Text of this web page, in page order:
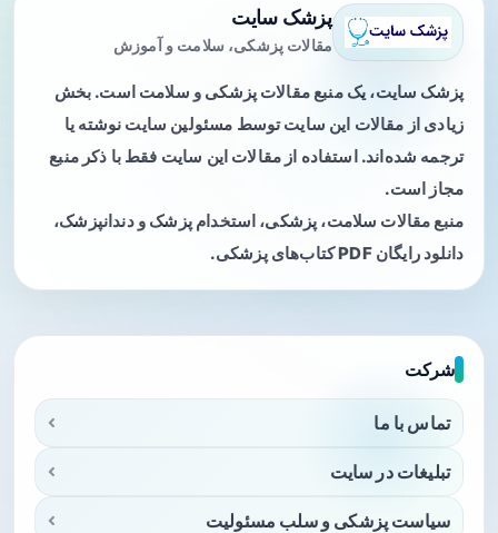
پزشک سایت
مقالات پزشکی، سلامت و آموزش
پزشک سایت، یک منبع مقالات پزشکی و سلامت است. بخش
زیادی از مقالات این سایت توسط مسئولین سایت نوشته یا
ترجمه شده‌اند. استفاده از مقالات این سایت فقط با ذکر منبع
مجاز است.
منبع مقالات سلامت، پزشکی، استخدام پزشک و دندانپزشک،
دانلود رایگان PDF کتاب‌های پزشکی.
شرکت
تماس با ما
تبلیغات در سایت
سیاست پزشکی و سلب مسئولیت